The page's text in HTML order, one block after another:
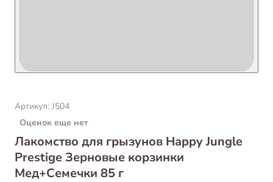
Артикул: J504
Оценок еще нет
Лакомство для грызунов Happy Jungle
Prestige Зерновые корзинки
Мед+Семечки 85 г